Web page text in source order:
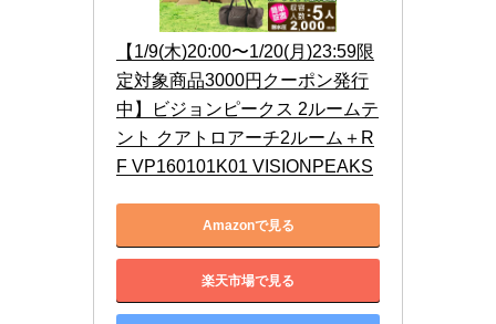
【1/9(木)20:00〜1/20(月)23:59限
定対象商品3000円クーポン発行
中】ビジョンピークス 2ルームテ
ント クアトロアーチ2ルーム＋R
F VP160101K01 VISIONPEAKS
Amazonで見る
楽天市場で見る